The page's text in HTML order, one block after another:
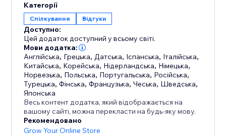
Because people trust people. Show them who
already trusts you.
Категорії
Спілкування Відгуки
Доступно:
Цей додаток доступний у всьому світі.
Мови додатка:
Англійська, Грецька, Датська, Іспанська, Італійська,
Китайська, Корейська, Нідерландська, Німецька,
Норвезька, Польська, Португальська, Російська,
Турецька,Фінська,Французька,Чеська, Шведська,
Японська
Весь контент додатка, який відображається на
вашому сайті, можна перекласти на будь-яку мову.
Рекомендовано
Grow Your Online Store